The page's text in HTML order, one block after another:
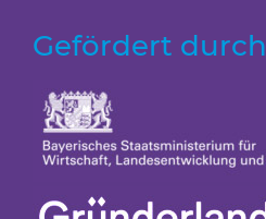
Gefördert durch